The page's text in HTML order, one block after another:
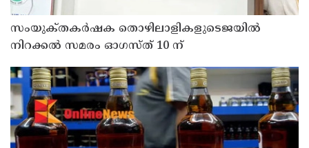
സംയുക്‌തകർഷക തൊഴിലാളികളുടെജയിൽ
നിറക്കൽ സമരം ഓഗസ്ത് 10 ന്